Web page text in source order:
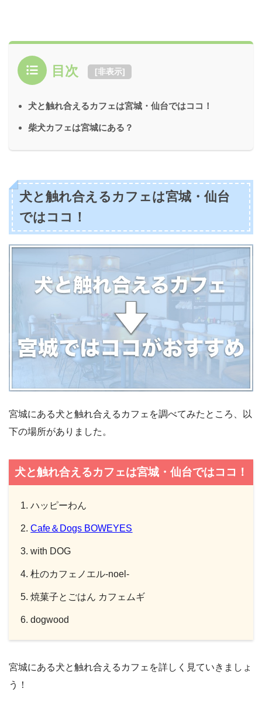
目次 [非表示]
犬と触れ合えるカフェは宮城・仙台ではココ！
柴犬カフェは宮城にある？
犬と触れ合えるカフェは宮城・仙台
ではココ！
宮城にある犬と触れ合えるカフェを調べてみたところ、以
下の場所がありました。
犬と触れ合えるカフェは宮城・仙台ではココ！
ハッピーわん
Cafe＆Dogs BOWEYES
with DOG
杜のカフェノエル-noel-
焼菓子とごはん カフェムギ
dogwood
宮城にある犬と触れ合えるカフェを詳しく見ていきましょ
う！